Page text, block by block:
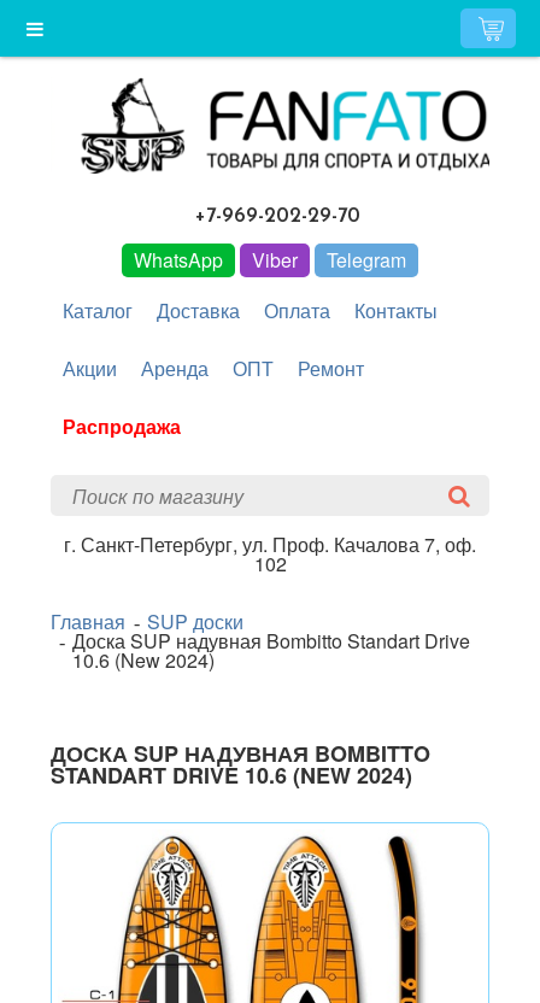
+7-969-202-29-70
WhatsApp Viber
Telegram
Каталог
Доставка Оплата Контакты
Акции Аренда ОПТ Ремонт
Распродажа
г. Санкт-Петербург, ул. Проф. Качалова 7, оф.
102
Главная SUP доски
Доска SUP надувная Bombitto Standart Drive
10.6 (New 2024)
ДОСКА SUP НАДУВНАЯ BOMBITTO
STANDART DRIVE 10.6 (NEW 2024)